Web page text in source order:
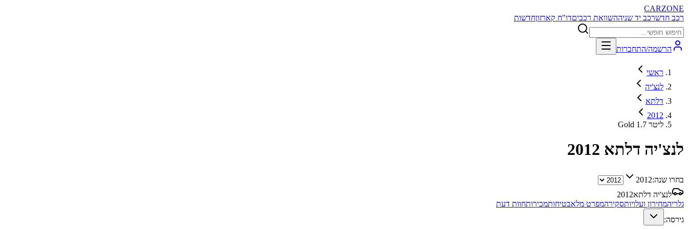
CARZONE
רכב חדשרכב יד שניההשוואת רכביםדו"ח קארזוןחדשות
הרשמה/התחברות
ראשי
לנצ'יה
דלתא
2012
Gold 1.7 ליטר
לנצ'יה דלתא 2012
בחרו שנה:2012
לנצ'יה דלתא2012
גלריהמחירון ועלויותסקירהמפרט מלאבטיחותמכירותחוות דעת
גירסה: